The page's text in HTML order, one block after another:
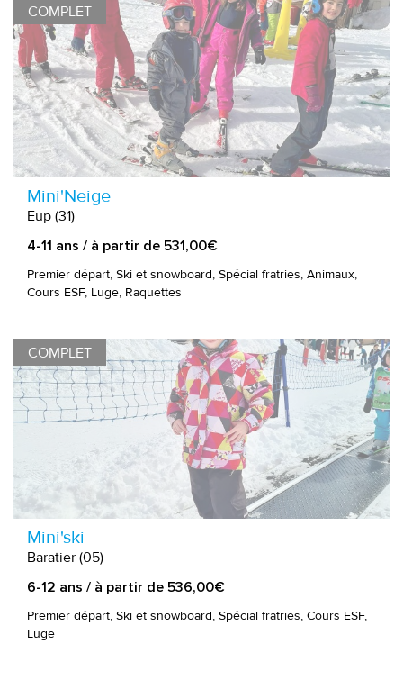
COMPLET
Mini'Neige
Eup (31)
4-11 ans / à partir de 531,00€
Premier départ, Ski et snowboard, Spécial fratries, Animaux,
Cours ESF, Luge, Raquettes
COMPLET
Mini'ski
Baratier (05)
6-12 ans / à partir de 536,00€
Premier départ, Ski et snowboard, Spécial fratries, Cours ESF,
Luge